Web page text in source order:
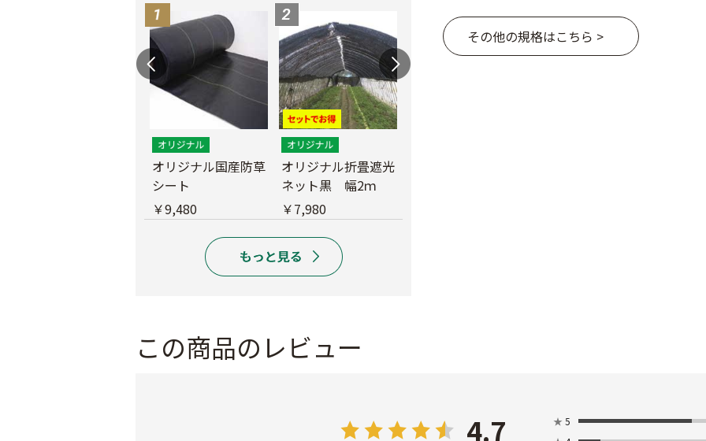
オリジナル国産防草
シート
￥9,480
オリジナル折畳遮光
ネット黒 幅2ｍ
￥7,980
その他の規格はこちら >
この商品のレビュー
4.7 ★ 5